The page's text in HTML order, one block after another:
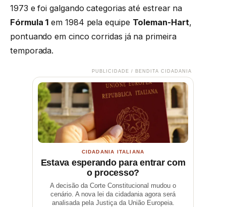
1973 e foi galgando categorias até estrear na
Fórmula 1 em 1984 pela equipe Toleman-Hart,
pontuando em cinco corridas já na primeira
temporada.
PUBLICIDADE / BENDITA CIDADANIA
CIDADANIA ITALIANA
Estava esperando para entrar com
o processo?
A decisão da Corte Constitucional mudou o
cenário. A nova lei da cidadania agora será
analisada pela Justiça da União Europeia.